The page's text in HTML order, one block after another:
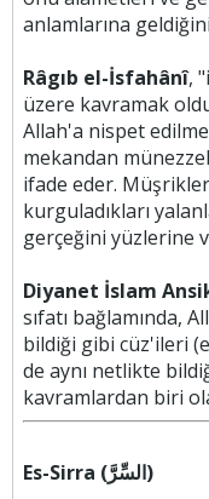
anlamlarına
Râgıb el-İsfahânî,
üzere kavramak
Allah'a nispet
mekandan
ifade eder.
kurguladıkları
gerçeğini yüzlerine
Diyanet İslam
sıfatı bağlamında,
bildiği gibi cüz'ileri
de aynı netlikte
kavramlardan biri
Es-Sirra (السِّرَّ)